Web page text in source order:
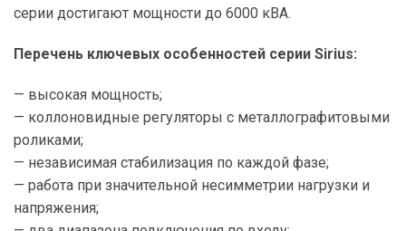
серии достигают мощности до 6000 кВА.
Перечень ключевых особенностей серии Sirius:
— высокая мощность;
— коллоновидные регуляторы с металлографитовыми
роликами;
— независимая стабилизация по каждой фазе;
— работа при значительной несимметрии нагрузки и
напряжения;